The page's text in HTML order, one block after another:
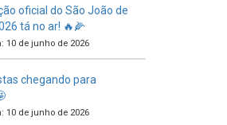
oficial do São João de
tá no ar! 🔥🌽
10 de junho de 2026
chegando para
10 de junho de 2026